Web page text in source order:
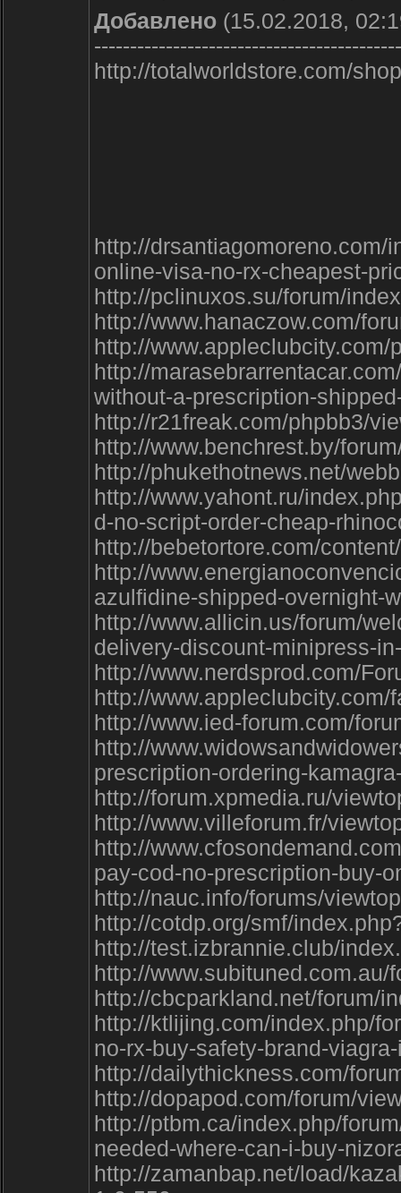
Добавлено (15.02.2018,
http://totalworldstore.com/
http://
online-visa-no-rx-cheapest-
http://pclinuxos.su/forum/
http://www.hanaczow.com/
http://
http://
without-a-prescription-
http://r21freak.com/phpbb3/
http://www.benchrest.by/
http://phukethotnews.net/
http://www.yahont.ru/
d-no-script-order-cheap-
http://bebetortore.com/
http://
azulfidine-shipped-overnight-
http://www.allicin.us/forum/
delivery-discount-minipress-
http://www.nerdsprod.com/
http://
http://www.ied-forum.com/
http://
prescription-ordering-
http://forum.xpmedia.ru/
http://www.villeforum.fr/
http://
pay-cod-no-prescription-buy-
http://nauc.info/forums/
http://cotdp.org/smf/
http://test.izbrannie.club/
http://
http://cbcparkland.net/forum/
http://ktlijing.com/index.php/
no-rx-buy-safety-brand-
http://dailythickness.com/
http://dopapod.com/forum/
http://ptbm.ca/index.php/
needed-where-can-i-buy-
http://zamanbap.net/load/